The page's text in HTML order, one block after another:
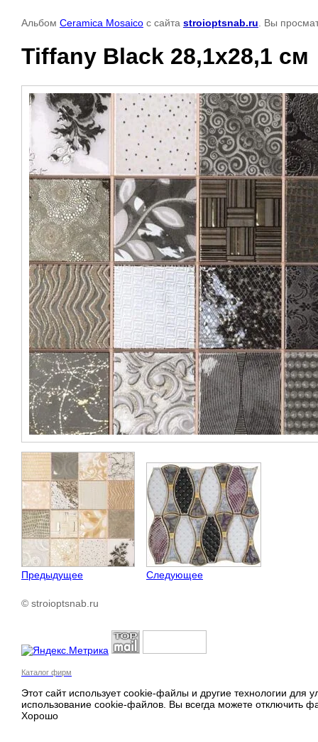
Альбом Ceramica Mosaico с сайта stroioptsnab.ru . Вы
Tiffany Black 28,1x28,1 см
Предыдущее Следующее
© stroioptsnab.ru
Каталог фирм
Этот сайт использует cookie-файлы и другие технологии
использование cookie-файлов. Вы всегда можете отключить
Хорошо